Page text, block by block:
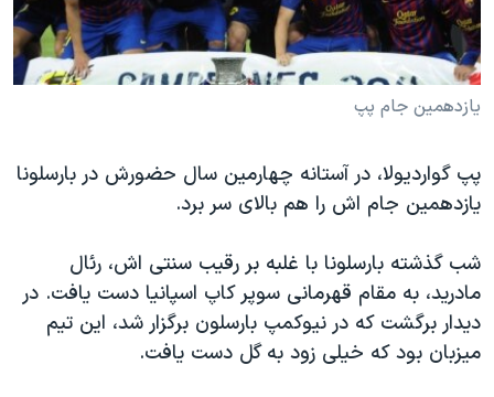
فرهنگ و زندگی
حقوق شهروندی
اقتصادی
اسرائیل در جنگ
گالری عکس
آرشیو پخش زنده
مستندها
انتخابات ریاست جمهوری آمریکا ۲۰۲۴
حمله جمهوری اسلامی به اسرائیل
ورزش زنان در ایران
اعتراضات زن، زندگی، آزادی
مجموعه مستندهای دادخواهی
تریبونال مردمی آبان ۹۸
دادگاه حمید نوری
دنبال کنید
زبانهای مختلف
یازدهمین جام پپ
پپ گواردیولا، در آستانه چهارمین سال حضورش در بارسلونا
یازدهمین جام اش را هم بالای سر برد.
شب گذشته بارسلونا با غلبه بر رقیب سنتی اش، رئال
مادرید، به مقام قهرمانی سوپر کاپ اسپانیا دست یافت. در
دیدار برگشت که در نیوکمپ بارسلون برگزار شد، این تیم
میزبان بود که خیلی زود به گل دست یافت.